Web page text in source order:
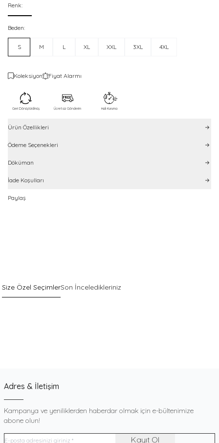
Renk:
Beden:
S M L XL XXL 3XL 4XL
Koleksiyon Fiyat Alarmı
Geri Dönüştürülmüş Ücretsiz Gönderim Hızlı Kuruma
Ürün Özellikleri
Ödeme Seçenekleri
Döküman
İade Koşulları
Paylaş
Size Özel SeçimlerSon İnceledikleriniz
Adres & İletişim
Kampanya ve yeniliklerden haberdar olmak için e-bültenimize
abone olun!
Kayıt Ol